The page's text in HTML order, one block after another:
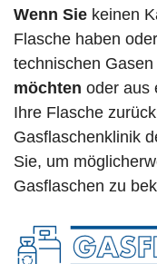
Wenn Sie keinen
Flasche haben
technischen
möchten oder aus
Ihre Flasche
Gasflaschenklinik
Sie, um
Gasflaschen zu